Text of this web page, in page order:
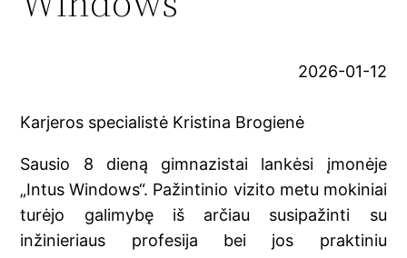
2026-01-12
Karjeros specialistė Kristina Brogienė
Sausio 8 dieną gimnazistai lankėsi įmonėje
„Intus Windows“. Pažintinio vizito metu mokiniai
turėjo galimybę iš arčiau susipažinti su
inžinieriaus profesija bei jos praktiniu